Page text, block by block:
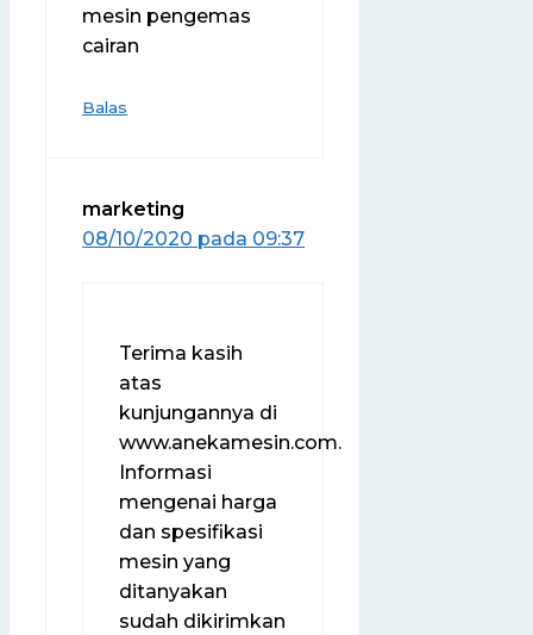
mesin pengemas
cairan
Balas
marketing
08/10/2020 pada 09:37
Terima kasih
atas
kunjungannya di
www.anekamesin.com.
Informasi
mengenai harga
dan spesifikasi
mesin yang
ditanyakan
sudah dikirimkan